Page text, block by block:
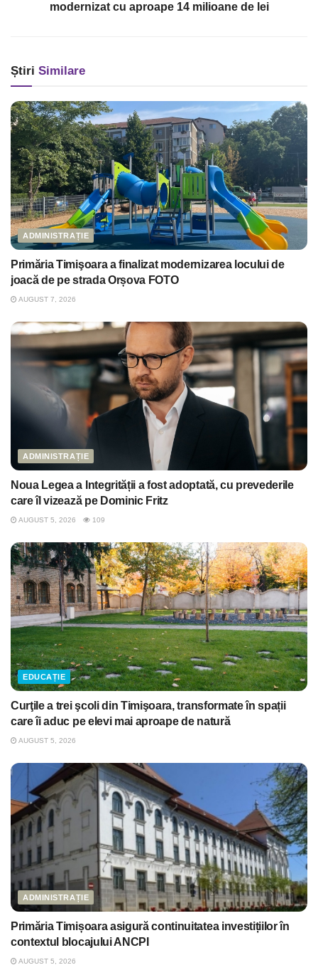
modernizat cu aproape 14 milioane de lei
Știri Similare
ADMINISTRAȚIE
Primăria Timişoara a finalizat modernizarea locului de
joacă de pe strada Orșova FOTO
AUGUST 7, 2026
ADMINISTRAȚIE
Noua Legea a Integrității a fost adoptată, cu prevederile
care îl vizează pe Dominic Fritz
AUGUST 5, 2026 109
EDUCAȚIE
Curţile a trei şcoli din Timişoara, transformate în spații
care îi aduc pe elevi mai aproape de natură
AUGUST 5, 2026
ADMINISTRAȚIE
Primăria Timișoara asigură continuitatea investițiilor în
contextul blocajului ANCPI
AUGUST 5, 2026